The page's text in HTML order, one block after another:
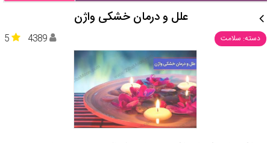
علل و درمان خشکی واژن
دسته: سلامت 5 4389